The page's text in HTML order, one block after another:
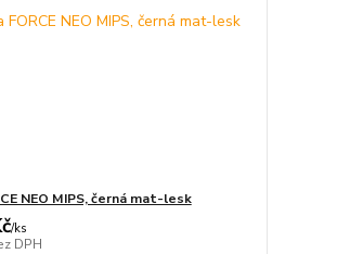
NEO MIPS, černá mat-lesk
/ks
DPH